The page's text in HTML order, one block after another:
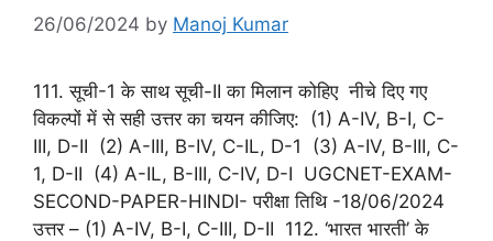
26/06/2024 by Manoj Kumar
111. सूची-1 के साथ सूची-II का मिलान कोहिए नीचे दिए गए
विकल्पों में से सही उत्तर का चयन कीजिए: (1) A-IV, B-I, C-
III, D-II (2) A-III, B-IV, C-IL, D-1 (3) A-IV, B-III, C-
1, D-II (4) A-IL, B-III, C-IV, D-I UGCNET-EXAM-
SECOND-PAPER-HINDI- परीक्षा तिथि -18/06/2024
उत्तर – (1) A-IV, B-I, C-III, D-II 112. ‘भारत भारती’ के